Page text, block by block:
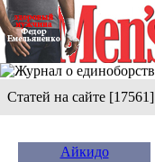
Статей на сайте [17561]
Айкидо